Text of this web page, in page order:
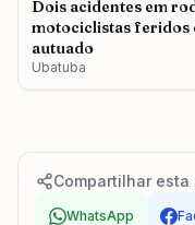
Dois acidentes em
motociclistas feridos
autuado
Ubatuba
Compartilhar esta
WhatsApp